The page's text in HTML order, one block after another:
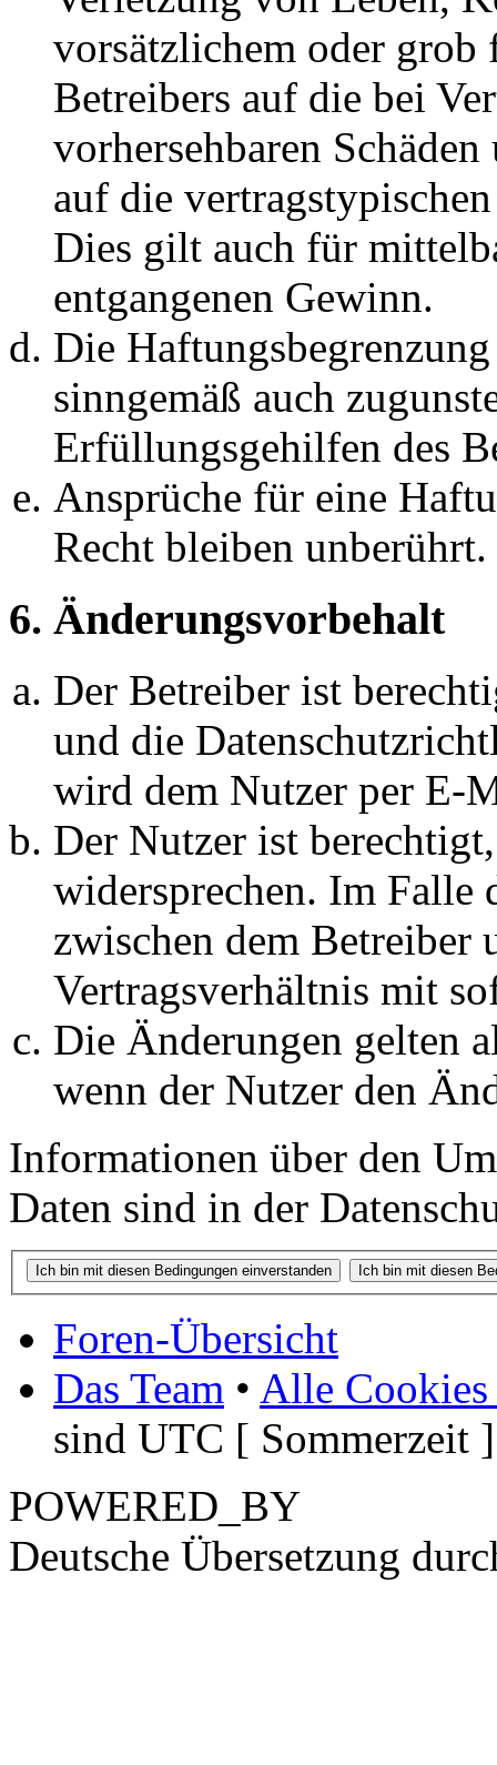
vorsätzlichem oder grob
Betreibers auf die bei
vorhersehbaren
auf die
Dies gilt auch für
entgangenen Gewinn.
Die
sinngemäß auch
Erfüllungsgehilfen des
Ansprüche für eine
Recht bleiben unberührt.
6. Änderungsvorbehalt
Der Betreiber ist
und die
wird dem Nutzer per E-
Der Nutzer ist
widersprechen. Im Falle
zwischen dem Betreiber
Vertragsverhältnis mit
Die Änderungen gelten
wenn der Nutzer den
Informationen über den
Daten sind in der
Foren-Übersicht
Das Team • Alle Cookies
sind UTC [ Sommerzeit ]
POWERED_BY
Deutsche Übersetzung